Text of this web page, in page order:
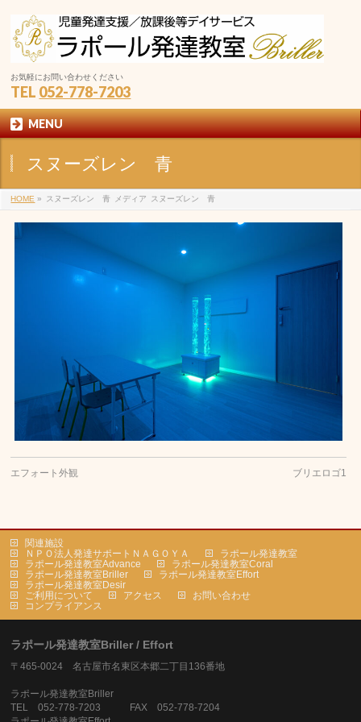
お気軽にお問い合わせください
TEL 052-778-7203
MENU
スヌーズレン 青
HOME » スヌーズレン 青 メディア スヌーズレン 青
エフォート外観 ブリエロゴ1
関連施設
ＮＰＯ法人発達サポートＮＡＧＯＹＡ
ラポール発達教室
ラポール発達教室Advance
ラポール発達教室Coral
ラポール発達教室Briller
ラポール発達教室Effort
ラポール発達教室Desir
ご利用について
アクセス
お問い合わせ
コンプライアンス
ラポール発達教室Briller / Effort
〒465-0024 名古屋市名東区本郷二丁目136番地
ラポール発達教室Briller
TEL 052-778-7203 FAX 052-778-7204